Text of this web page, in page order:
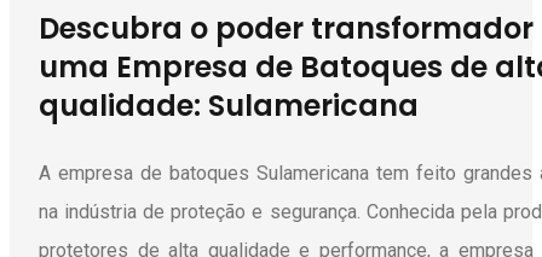
Descubra o poder transformador
uma Empresa de Batoques de
qualidade: Sulamericana
A empresa de batoques Sulamericana tem feito grandes
na indústria de proteção e segurança. Conhecida pela
protetores de alta qualidade e performance, a empresa